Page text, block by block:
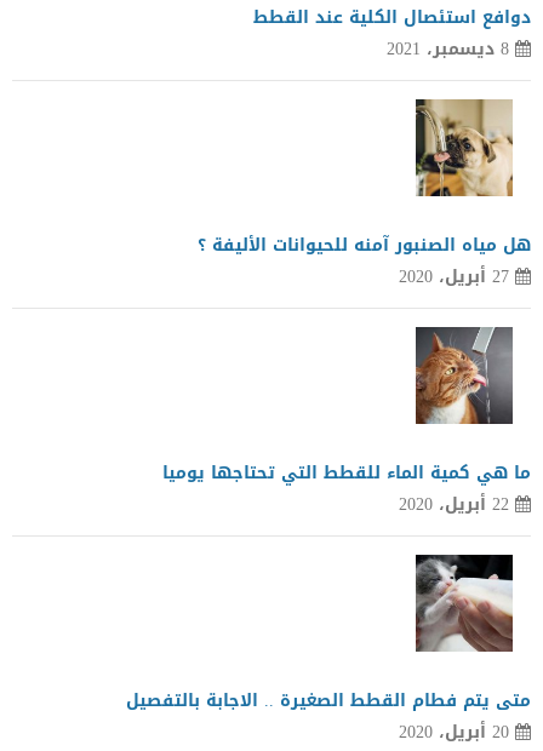
دوافع استئصال الكلية عند القطط
8 ديسمبر، 2021
هل مياه الصنبور آمنه للحيوانات الأليفة ؟
27 أبريل، 2020
ما هي كمية الماء للقطط التي تحتاجها يوميا
22 أبريل، 2020
متى يتم فطام القطط الصغيرة .. الاجابة بالتفصيل
20 أبريل، 2020